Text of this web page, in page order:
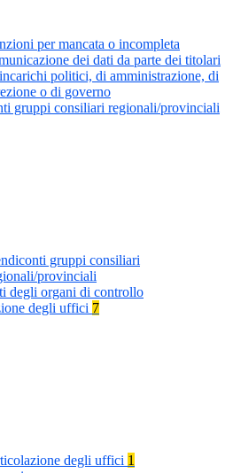
per mancata o incompleta
dei dati da parte dei titolari
politici, di amministrazione, di
o di governo
gruppi consiliari regionali/provinciali
gruppi consiliari
provinciali
degli organi di controllo
degli uffici 7
degli uffici 1